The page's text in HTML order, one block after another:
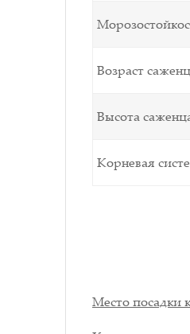
Возраст
Высота
Корневая
Место посадки